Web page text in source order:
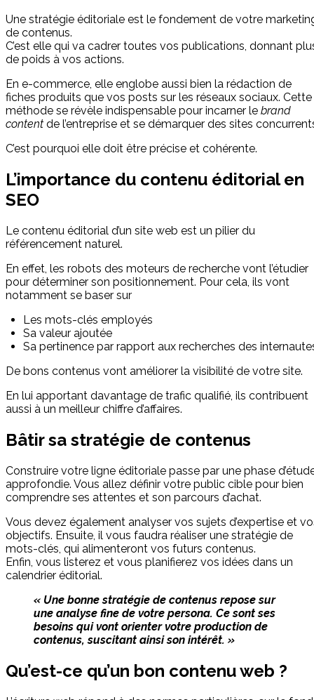
Une stratégie éditoriale est le fondement de votre
de contenus.
C’est elle qui va cadrer toutes vos publications, donnant
de poids à vos actions.
En e-commerce, elle englobe aussi bien la rédaction de
fiches produits que vos posts sur les réseaux sociaux. Cette
méthode se révèle indispensable pour incarner le brand
content de l’entreprise et se démarquer des sites
C’est pourquoi elle doit être précise et cohérente.
L’importance du contenu éditorial en
SEO
Le contenu éditorial d’un site web est un pilier du
référencement naturel.
En effet, les robots des moteurs de recherche vont l’étudier
pour déterminer son positionnement. Pour cela, ils vont
notamment se baser sur
Les mots-clés employés
Sa valeur ajoutée
Sa pertinence par rapport aux recherches des
De bons contenus vont améliorer la visibilité de votre site.
En lui apportant davantage de trafic qualifié, ils contribuent
aussi à un meilleur chiffre d’affaires.
Bâtir sa stratégie de contenus
Construire votre ligne éditoriale passe par une phase
approfondie. Vous allez définir votre public cible pour bien
comprendre ses attentes et son parcours d’achat.
Vous devez également analyser vos sujets d’expertise et
objectifs. Ensuite, il vous faudra réaliser une stratégie de
mots-clés, qui alimenteront vos futurs contenus.
Enfin, vous listerez et vous planifierez vos idées dans un
calendrier éditorial.
« Une bonne stratégie de contenus repose sur
une analyse fine de votre persona. Ce sont ses
besoins qui vont orienter votre production de
contenus, suscitant ainsi son intérêt. »
Qu’est-ce qu’un bon contenu web ?